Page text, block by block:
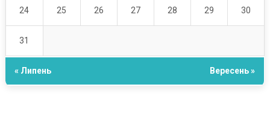
24 25 26 27 28 29 30
31
« Липень Вересень »